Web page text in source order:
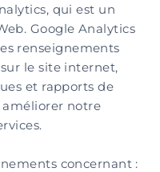
qui est un
Google Analytics
renseignements
le site internet,
et rapports de
notre
concernant :